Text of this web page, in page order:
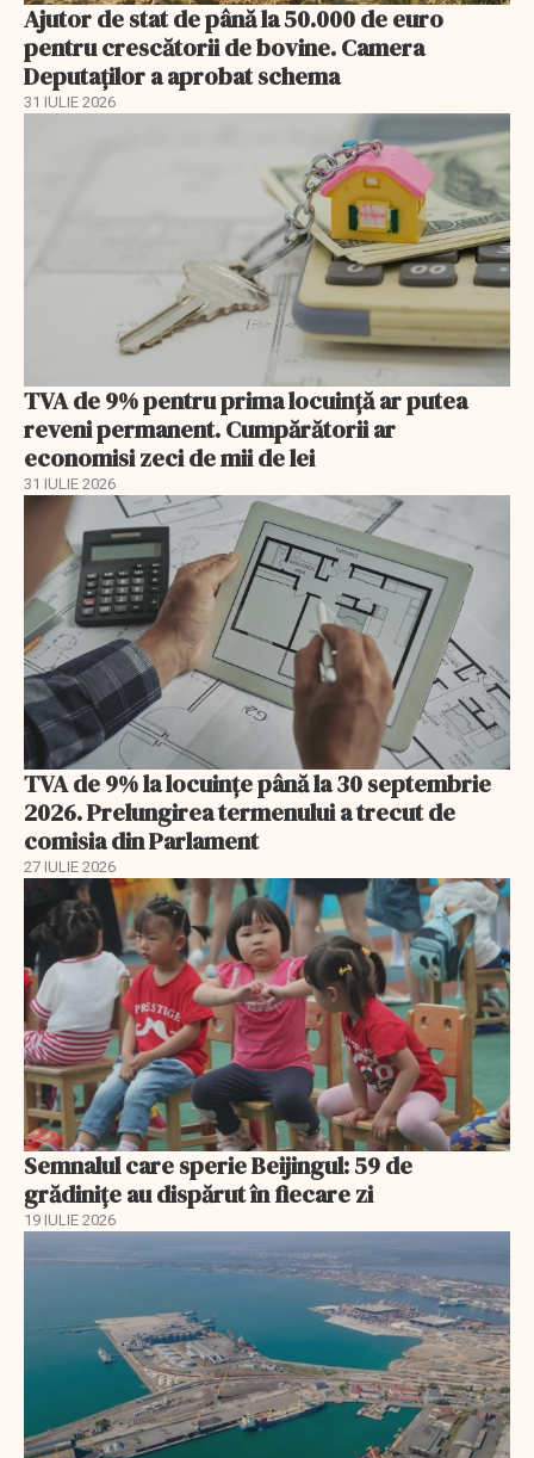
Ajutor de stat de până la 50.000 de euro
pentru crescătorii de bovine. Camera
Deputaților a aprobat schema
31 IULIE 2026
TVA de 9% pentru prima locuință ar putea
reveni permanent. Cumpărătorii ar
economisi zeci de mii de lei
31 IULIE 2026
TVA de 9% la locuințe până la 30 septembrie
2026. Prelungirea termenului a trecut de
comisia din Parlament
27 IULIE 2026
Semnalul care sperie Beijingul: 59 de
grădinițe au dispărut în fiecare zi
19 IULIE 2026